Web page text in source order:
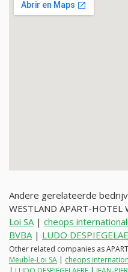
Andere gerelateerde
WESTLAND APART-HOTEL
Loi SA| cheops
BVBA| LUDO
Other related companies as
Meuble-Loi SA | cheops